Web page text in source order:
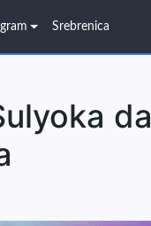
Srebrenica
da